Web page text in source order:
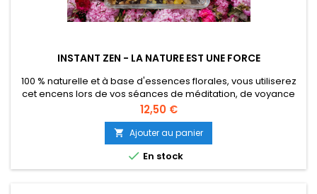
INSTANT ZEN - LA NATURE EST UNE FORCE
100 % naturelle et à base d'essences florales, vous utiliserez
cet encens lors de vos séances de méditation, de voyance
ou simplement pour se sentir dans une ambiance de paix
absolu. Il vous protègera pour toutes pratiques ésotériques.
Boite solide transparente volume 50 gr.
Prix
12,50 €
 Ajouter au panier
 En stock